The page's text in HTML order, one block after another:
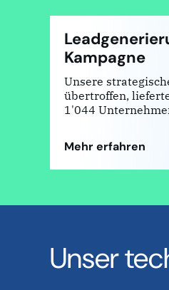
Kampagne
Unsere
übertroffen,
1'044
Mehr erfahren
Unser